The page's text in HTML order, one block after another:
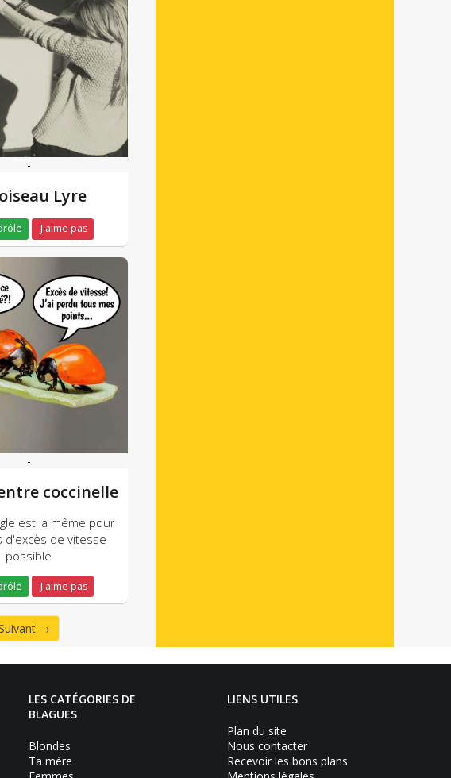
-
Lyre
J'aime pas
-
coccinelle
est la même pour
d'excès de vitesse
possible
J'aime pas
→
LES CATÉGORIES DE
BLAGUES
Blondes
Ta mère
LIENS UTILES
Plan du site
Nous contacter
Recevoir les bons plans